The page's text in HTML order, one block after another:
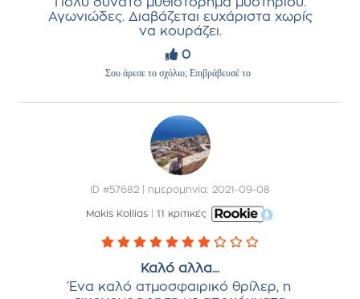
Αγωνιώδες. Διαβάζεται ευχάριστα χωρίς
να κουράζει.
0
Σου άρεσε το σχόλιο; Επιβράβευσέ το
ID #57682 | ημερομηνία: 2021-09-08
Makis Kollias| 11 κριτικές
Καλό αλλα...
Ένα καλό ατμοσφαιρικό θρίλερ, η